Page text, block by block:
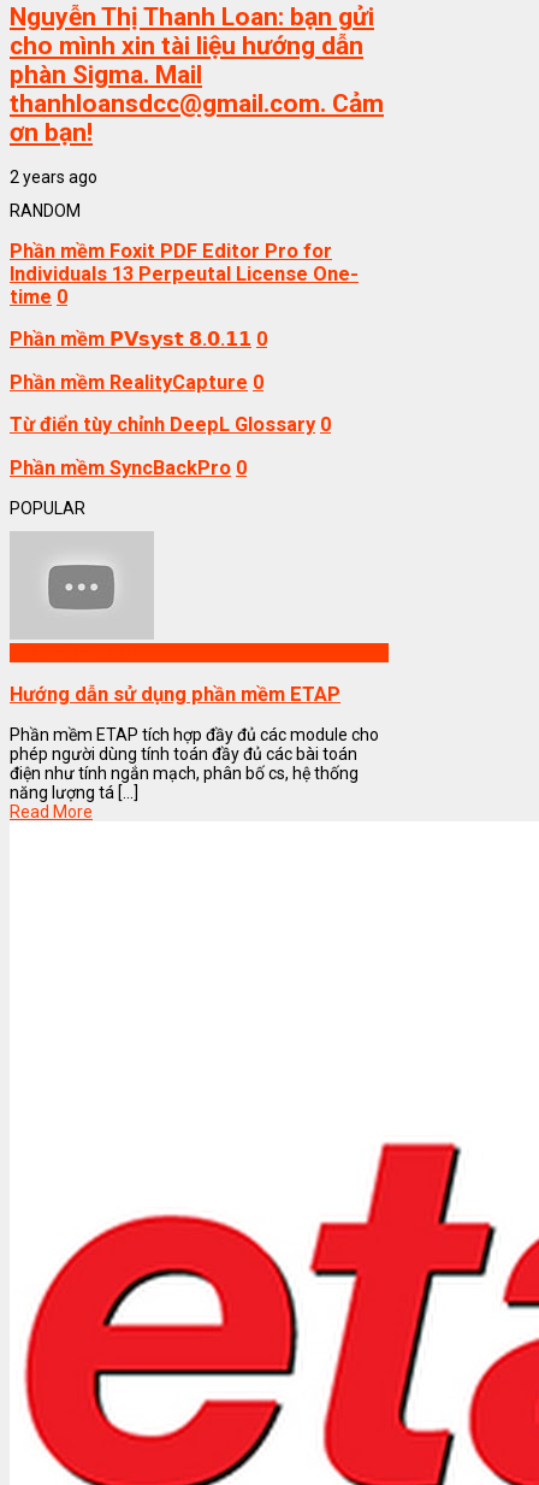
Nguyễn Thị Thanh Loan: bạn gửi
cho mình xin tài liệu hướng dẫn
phàn Sigma. Mail
thanhloansdcc@gmail.com. Cảm
ơn bạn!
2 years ago
RANDOM
Phần mềm Foxit PDF Editor Pro for
Individuals 13 Perpeutal License One-
time 0
Phần mềm 𝗣𝗩𝘀𝘆𝘀𝘁 𝟴.𝟬.𝟭𝟭 0
Phần mềm RealityCapture 0
Từ điển tùy chỉnh DeepL Glossary 0
Phần mềm SyncBackPro 0
POPULAR
Hướng dẫn sử dụng phần mềm ETAP
Phần mềm ETAP tích hợp đầy đủ các module cho
phép người dùng tính toán đầy đủ các bài toán
điện như tính ngắn mạch, phân bố cs, hệ thống
năng lượng tá [...]
Read More